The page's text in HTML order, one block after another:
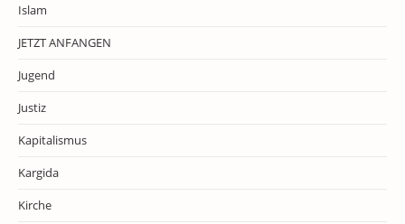
Islam
JETZT ANFANGEN
Jugend
Justiz
Kapitalismus
Kargida
Kirche